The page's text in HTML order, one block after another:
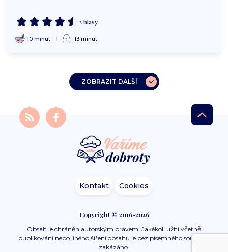
2 hlasy
10 minut 13 minut
ZOBRAZIT DALŠÍ
Kontakt Cookies
Copyright © 2016-2026
Obsah je chráněn autorským právem. Jakékoli užití včetně
publikování nebo jiného šíření obsahu je bez písemného souhlasu
zakázáno.